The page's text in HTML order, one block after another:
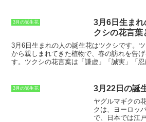
花持ちが良く、ドライフラワーにしても楽
アとしても人気があります。
3月の誕生花
3月6日生ま
クシの花言葉
3月6日生まれの人の誕生花はツクシです 。
から親しまれてきた植物で、春の訪れを告
す。ツクシの花言葉は「謙虚」「誠実」「忍
諦めず、着実に成長していく植物です。そ
人も、ツクシのように謙虚で誠実な性格を持
ることで、大きな成功を収めることができ
3月の誕生花 3月22日の誕
ヤグルマギクの
クは、ヨーロッ
で、日本では江